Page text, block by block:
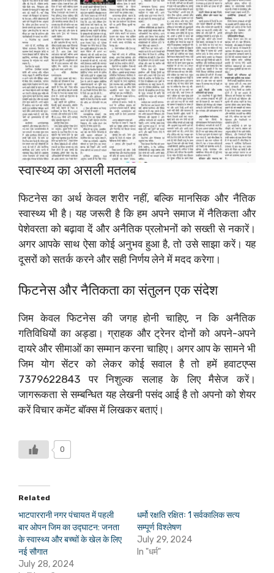
स्वास्थ्य का असली मतलब
फिटनेस का अर्थ केवल शरीर नहीं, बल्कि मानसिक और नैतिक
स्वास्थ्य भी है। यह जरूरी है कि हम अपने समाज में नैतिकता और
पेशेवरता को बढ़ावा दें और अनैतिक प्रलोभनों को सख्ती से नकारें।
अगर आपके साथ ऐसा कोई अनुभव हुआ है, तो उसे साझा करें। यह
दूसरों को सतर्क करने और सही निर्णय लेने में मदद करेगा।
फिटनेस और नैतिकता का संतुलन एक संदेश
जिम केवल फिटनेस की जगह होनी चाहिए, न कि अनैतिक
गतिविधियों का अड्डा। ग्राहक और ट्रेनर दोनों को अपने-अपने
दायरे और सीमाओं का सम्मान करना चाहिए। अगर आप के सामने भी
जिम योग सेंटर को लेकर कोई सवाल है तो हमें हवाटएप्स
7379622843 पर निशुल्क सलाह के लिए मैसेज करें।
जागरूकता से सम्बन्धित यह लेखनी पसंद आई है तो अपनो को शेयर
करें विचार कमेंट बॉक्स में लिखकर बताएं।
0
Related
भाटपाररानी नगर पंचायत में पहली
बार ओपन जिम का उद्घाटन: जनता
के स्वास्थ्य और बच्चों के खेल के लिए
नई सौगात
July 28, 2024
धर्मो रक्षति रक्षितः 1 सर्वकालिक सत्य
सम्पूर्ण विश्लेषण
July 29, 2024
In "धर्म"